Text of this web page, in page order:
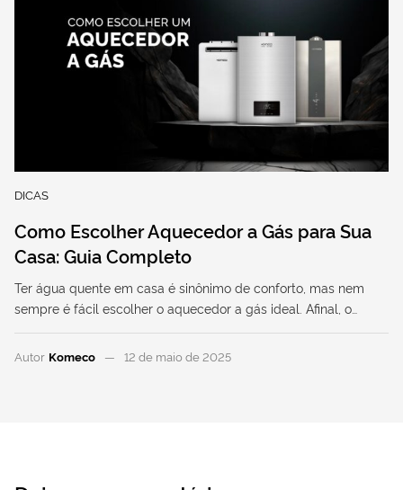
DICAS
Como Escolher Aquecedor a Gás para Sua
Casa: Guia Completo
Ter água quente em casa é sinônimo de conforto, mas nem
sempre é fácil escolher o aquecedor a gás ideal. Afinal, o…
Autor Komeco 12 de maio de 2025